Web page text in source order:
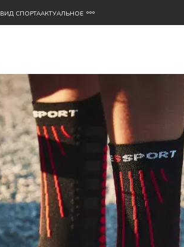
ВИД СПОРТААКТУАЛЬНОЕ